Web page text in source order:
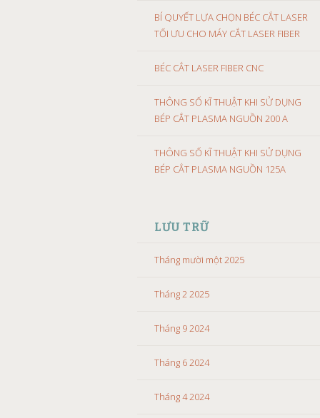
BÍ QUYẾT LỰA CHỌN BÉC CẮT LASER
TỐI ƯU CHO MÁY CẮT LASER FIBER
BÉC CẮT LASER FIBER CNC
THÔNG SỐ KĨ THUẬT KHI SỬ DỤNG
BÉP CẮT PLASMA NGUỒN 200 A
THÔNG SỐ KĨ THUẬT KHI SỬ DỤNG
BÉP CẮT PLASMA NGUỒN 125A
LƯU TRỮ
Tháng mười một 2025
Tháng 2 2025
Tháng 9 2024
Tháng 6 2024
Tháng 4 2024